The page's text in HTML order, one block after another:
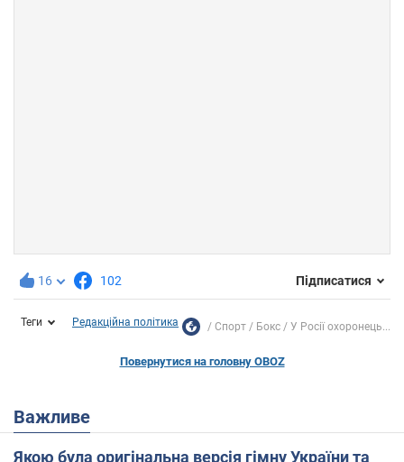
16 102 Підписатися
Теги Редакційна політика Спорт Бокс У Росії охоронець...
Повернутися на головну OBOZ
Важливе
Якою була оригінальна версія гімну України та